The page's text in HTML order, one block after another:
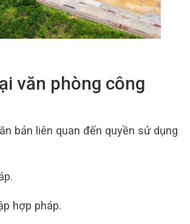
văn phòng công
bản liên quan đến quyền sử dụng
hợp pháp.